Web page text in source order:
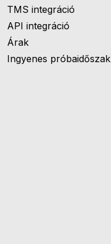
TMS integráció
API integráció
Árak
Ingyenes próbaidőszak